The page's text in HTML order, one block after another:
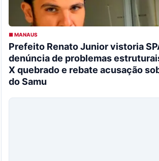
■ MANAUS
Prefeito Renato Junior vistoria
denúncia de problemas
X quebrado e rebate acusação
do Samu